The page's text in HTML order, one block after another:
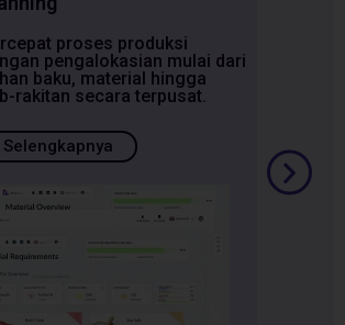
proses produksi
pengalokasian mulai dari
baku, material hingga
rakitan secara terpusat.
Selengkapnya